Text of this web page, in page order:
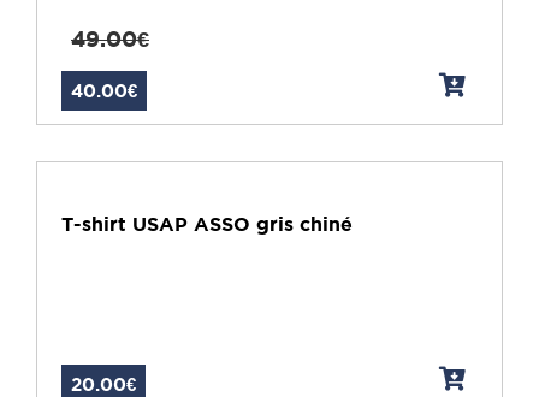
40.00€
49.00€
T-shirt USAP ASSO gris chiné
20.00€